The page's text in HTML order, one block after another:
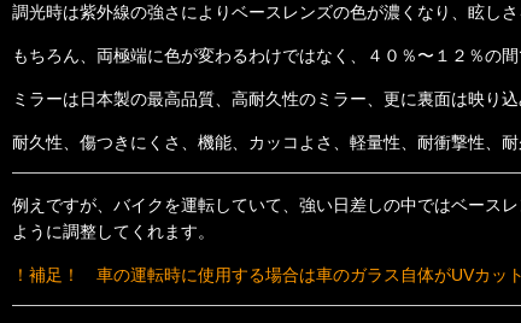
調光時は紫外線の強さによりベースレンズの色が濃くなり、眩しさ
もちろん、両極端に色が変わるわけではなく、４０％〜１２％の
ミラーは日本製の最高品質、高耐久性のミラー、更に裏面は映り
耐久性、傷つきにくさ、機能、カッコよさ、軽量性、耐衝撃性、
例えですが、バイクを運転していて、強い日差しの中ではベース
ように調整してくれます。
！補足！ 車の運転時に使用する場合は車のガラス自体がUVカッ